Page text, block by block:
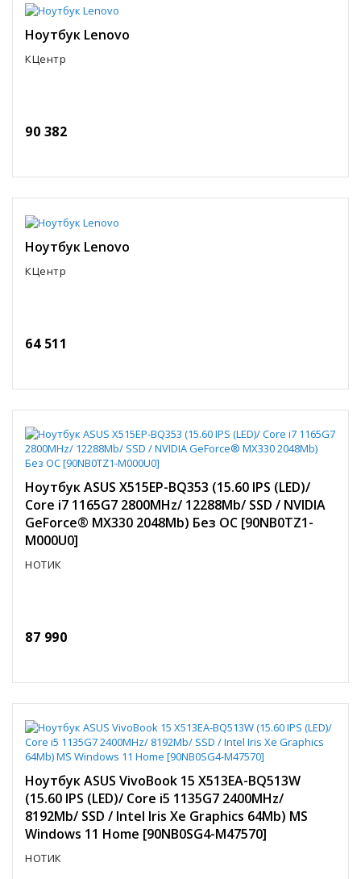
Ноутбук Lenovo
КЦентр
90 382
Ноутбук Lenovo
КЦентр
64 511
Ноутбук ASUS X515EP-BQ353 (15.60 IPS (LED)/
Core i7 1165G7 2800MHz/ 12288Mb/ SSD / NVIDIA
GeForce® MX330 2048Mb) Без ОС [90NB0TZ1-
M000U0]
НОТИК
87 990
Ноутбук ASUS VivoBook 15 X513EA-BQ513W
(15.60 IPS (LED)/ Core i5 1135G7 2400MHz/
8192Mb/ SSD / Intel Iris Xe Graphics 64Mb) MS
Windows 11 Home [90NB0SG4-M47570]
НОТИК